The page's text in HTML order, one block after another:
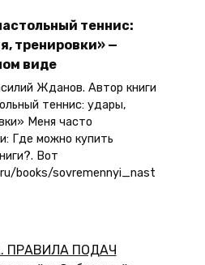
теннис:
тренировки» —
виде
Жданов. Автор книги
теннис: удары,
Меня часто
Где можно купить
Вот
books/sovremennyi_nast